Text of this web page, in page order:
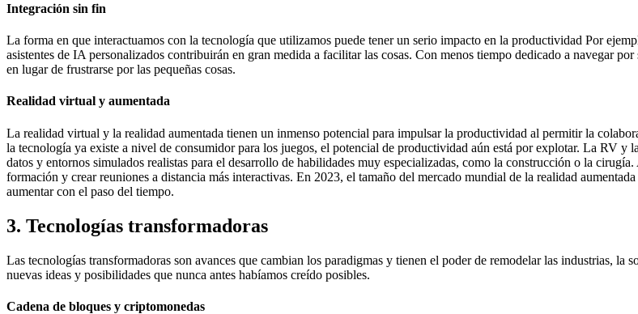
Integración sin fin
La forma en que interactuamos con la tecnología que utilizamos puede tener un serio impacto en la productividad Por
asistentes de IA personalizados contribuirán en gran medida a facilitar las cosas. Con menos tiempo dedicado a navegar
en lugar de frustrarse por las pequeñas cosas.
Realidad virtual y aumentada
La realidad virtual y la realidad aumentada tienen un inmenso potencial para impulsar la productividad al permitir la
la tecnología ya existe a nivel de consumidor para los juegos, el potencial de productividad aún está por explotar. La RV y
datos y entornos simulados realistas para el desarrollo de habilidades muy especializadas, como la construcción o la
formación y crear reuniones a distancia más interactivas. En 2023, el tamaño del mercado mundial de la realidad
aumentar con el paso del tiempo.
3. Tecnologías transformadoras
Las tecnologías transformadoras son avances que cambian los paradigmas y tienen el poder de remodelar las industrias, la
nuevas ideas y posibilidades que nunca antes habíamos creído posibles.
Cadena de bloques y criptomonedas